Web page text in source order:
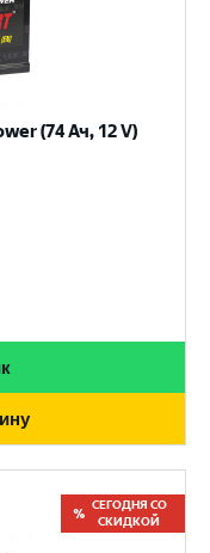
(74 Ач, 12 V)
СЕГОДНЯ СО
СКИДКОЙ